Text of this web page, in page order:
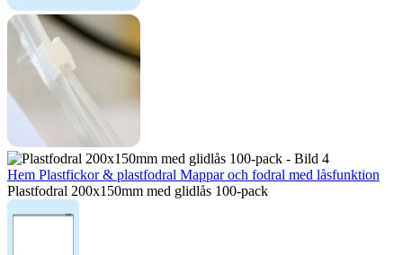
Hem Plastfickor & plastfodral Mappar och fodral med låsfunktion
Plastfodral 200x150mm med glidlås 100-pack